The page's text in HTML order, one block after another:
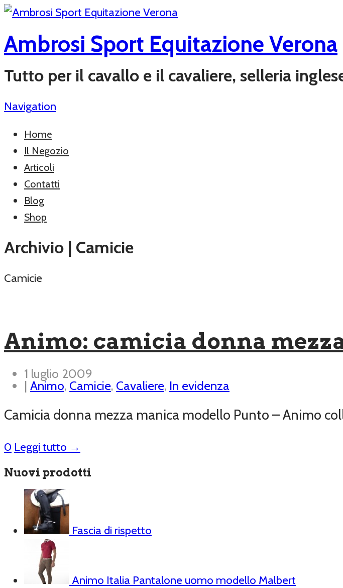
Ambrosi Sport Equitazione Verona
Tutto per il cavallo e il cavaliere, selleria
Navigation
Home
Il Negozio
Articoli
Contatti
Blog
Shop
Archivio | Camicie
Camicie
Animo: camicia donna
1 luglio 2009
| Animo, Camicie, Cavaliere, In evidenza
Camicia donna mezza manica modello Punto – Animo
0 Leggi tutto →
Nuovi prodotti
Fascia di rispetto
Animo Italia Pantalone uomo modello Malbert